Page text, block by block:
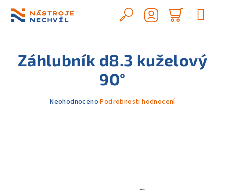
obsah
Hledat
košík
Záhlubník d8.3 kuželový
90°
Průměrné
Neohodnoceno Podrobnosti hodnocení